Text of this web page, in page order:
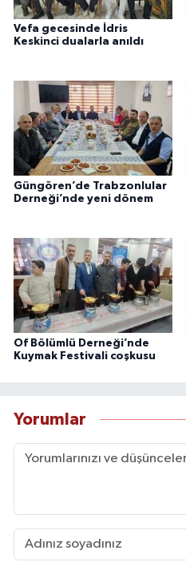
Vefa gecesinde İdris
Keskinci dualarla anıldı
Güngören’de Trabzonlular
Derneği’nde yeni dönem
Of Bölümlü Derneği’nde
Kuymak Festivali coşkusu
Yorumlar